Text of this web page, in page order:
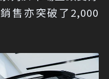
售亦突破了2,000